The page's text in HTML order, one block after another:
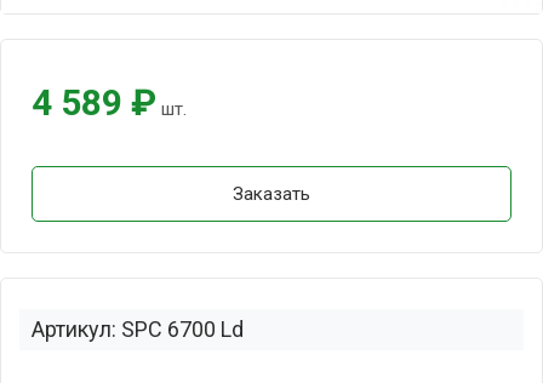
Артикул: SPC 6700 Ld
4 589 ₽ шт.
Заказать